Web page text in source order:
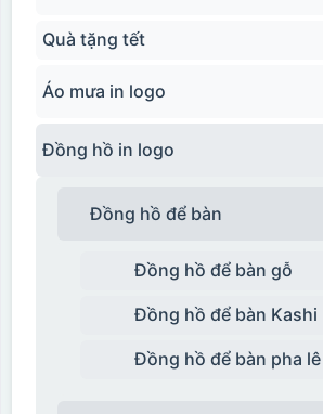
Quà tặng tết
Áo mưa in logo
Đồng hồ in logo
Đồng hồ để bàn
Đồng hồ để bàn gỗ
Đồng hồ để bàn Kashi
Đồng hồ để bàn pha lê